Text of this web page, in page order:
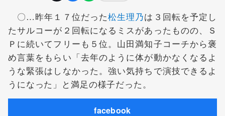
〇…昨年１７位だった松生理乃は３回転を予定し
たサルコーが２回転になるミスがあったものの、Ｓ
Ｐに続いてフリーも５位。山田満知子コーチから褒
め言葉をもらい「去年のように体が動かなくなるよ
うな緊張はしなかった。強い気持ちで演技できるよ
うになった」と満足の様子だった。
facebook